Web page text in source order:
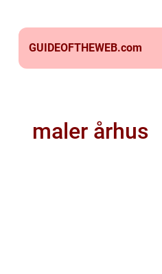
GUIDEOFTHEWEB.com
maler århus